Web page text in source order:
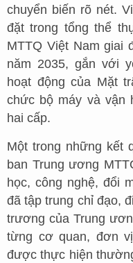
chuyển biến rõ nét.
đặt trong tổng thể
MTTQ Việt Nam giai
năm 2035, gắn với
hoạt động của Mặt
chức bộ máy và vận
hai cấp.
Một trong những kết
ban Trung ương
học, công nghệ, đổi
đã tập trung chỉ đạo,
trương của Trung
từng cơ quan, đơn
được thực hiện